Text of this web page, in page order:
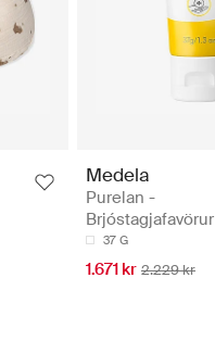
Medela
Purelan -
Brjóstagjafavörur
37 G
1.671 kr 2.229 kr